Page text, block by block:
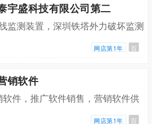
宇盛科技有限公司第二
监测装置，深圳铁塔外力破坏监测
网店第1年 百
销软件
件，推广软件销售，营销软件供
网店第1年 百